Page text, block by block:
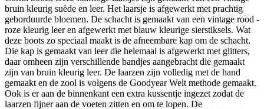
bruin kleurig suède en leer. Het laarsje is afgewerkt met prachtig
geborduurde bloemen. De schacht is gemaakt van een vintage rood -
roze kleurig leer en afgewerkt met blauw kleurige sierstiksels. Wat
deze boots zo speciaal maakt is de afneembare kap om de schacht.
Die kap is gemaakt van leer die helemaal is afgewerkt met glitters,
daar omheen zijn verschillende bandjes aangebracht die gemaakt
zijn van bruin kleurig leer. De laarzen zijn volledig met de hand
gemaakt en de zool is volgens de Goodyear Welt methode gemaakt.
Ook is er aan de binnenkant een extra kussentje ingezet zodat de
laarzen fijner aan de voeten zitten en om te lopen. De